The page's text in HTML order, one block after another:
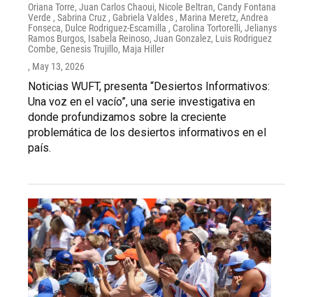
Oriana Torre, Juan Carlos Chaoui, Nicole Beltran, Candy Fontana
Verde , Sabrina Cruz , Gabriela Valdes , Marina Meretz, Andrea
Fonseca, Dulce Rodriguez-Escamilla , Carolina Tortorelli, Jelianys
Ramos Burgos, Isabela Reinoso, Juan Gonzalez, Luis Rodriguez
Combe, Genesis Trujillo, Maja Hiller
, May 13, 2026
Noticias WUFT, presenta “Desiertos Informativos:
Una voz en el vacío”, una serie investigativa en
donde profundizamos sobre la creciente
problemática de los desiertos informativos en el
país.